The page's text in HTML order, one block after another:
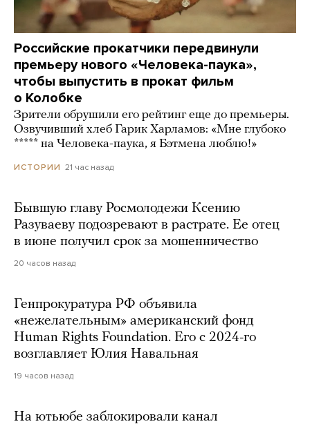
Российские прокатчики передвинули
премьеру нового «Человека-паука»,
чтобы выпустить в прокат фильм
о Колобке
Зрители обрушили его рейтинг еще до премьеры.
Озвучивший хлеб Гарик Харламов: «Мне глубоко
***** на Человека-паука, я Бэтмена люблю!»
ИСТОРИИ 21 час назад
Бывшую главу Росмолодежи Ксению
Разуваеву подозревают в растрате. Ее отец
в июне получил срок за мошенничество
20 часов назад
Генпрокуратура РФ объявила
«нежелательным» американский фонд
Human Rights Foundation. Его с 2024-го
возглавляет Юлия Навальная
19 часов назад
На ютьюбе заблокировали канал